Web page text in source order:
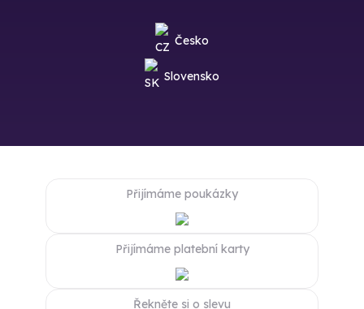
Česko
Slovensko
Přijímáme poukázky
Přijímáme platební karty
Řekněte si o slevu